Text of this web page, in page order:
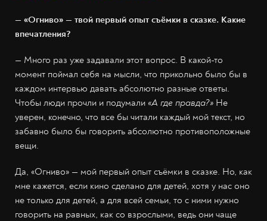
— «Огниво» — твой первый опыт съёмки в сказке. Какие
впечатления?
— Много раз уже задавали этот вопрос. В какой-то
момент поймал себя на мысли, что прикольно было бы в
каждом интервью давать абсолютно разные ответы.
Чтобы люди прочли и подумали «А где правда?» Не
уверен, конечно, что все бы читали каждый мой текст, но
забавно было бы говорить абсолютно противоположные
вещи.
Да, «Огниво» — мой первый опыт съёмки в сказке. Но, как
мне кажется, если кино сделано для детей, хотя у нас оно
не только для детей, а для всей семьи, то с ними нужно
говорить на равных, как со взрослыми, ведь они чаще